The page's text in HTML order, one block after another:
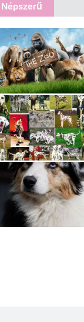
Népszerű